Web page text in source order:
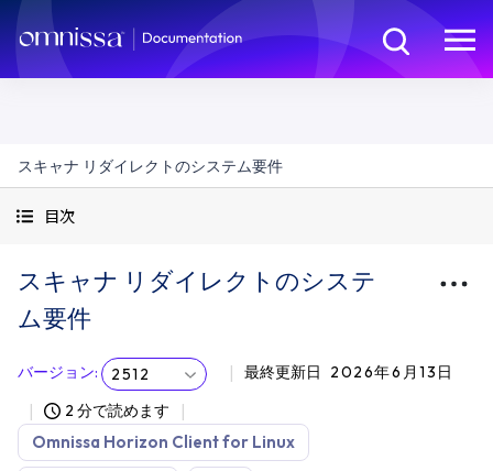
スキャナ リダイレクトのシステム要件
目次
スキャナ リダイレクトのシステ
ム要件
バージョン: 2512 最終更新日
2026年6月13日
2 分で読めます
Omnissa Horizon Client for Linux